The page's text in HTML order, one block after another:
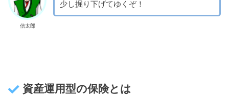
信太郎
少し掘り下げてゆくぞ！
資産運用型の保険とは